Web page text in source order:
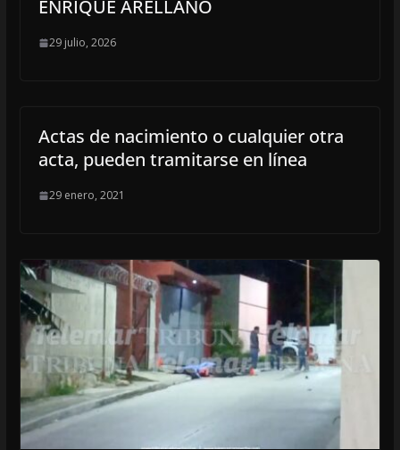
ENRIQUE ARELLANO
29 julio, 2026
Actas de nacimiento o cualquier otra
acta, pueden tramitarse en línea
29 enero, 2021